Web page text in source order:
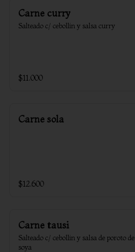
Carne curry
Salteado c/ cebollin y salsa curry
$11.000
Carne sola
$12.600
Carne tausi
Salteado c/ cebollin y salsa de poroto de
soya